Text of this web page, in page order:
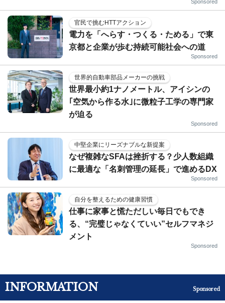
Sponsored
官民で挑むHTTアクション
電力を「へらす・つくる・ためる」で東
京都と企業が歩む持続可能社会への道
Sponsored
世界的自動車部品メーカーの挑戦
世界最小約1ナノメートル、アイシンの
｢空気から作る水｣に微粒子工学の専門家
が迫る
Sponsored
中堅企業にリーズナブルな新提案
なぜ複雑なSFAは挫折する？少人数組織
に最適な「名刺管理の延長」で進めるDX
Sponsored
自分を整えるための健康習慣
仕事に家事と慌ただしい毎日でもでき
る、“完璧じゃなくていい”セルフマネジ
メント
Sponsored
INFORMATION Sponsored